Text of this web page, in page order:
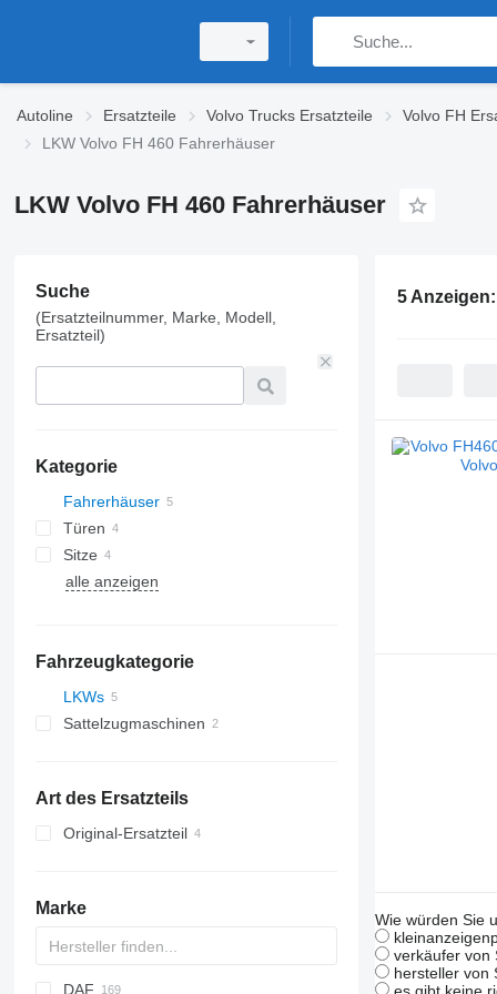
Autoline Ersatzteile Volvo Trucks Ersatzteile Volvo FH
LKW Volvo FH 460 Fahrerhäuser
LKW Volvo FH 460 Fahrerhäuser
Suche
(Ersatzteilnummer, Marke, Modell,
Ersatzteil)
Kategorie
Fahrerhäuser
Türen
Sitze
alle anzeigen
Fahrzeugkategorie
LKWs
Sattelzugmaschinen
Art des Ersatzteils
Original-Ersatzteil
Marke
HD
Jumper
DAF
5 Anzeigen:
Wie würden Sie
verkäufer von
hersteller von